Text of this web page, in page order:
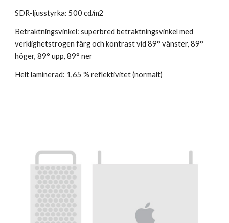
SDR-ljusstyrka: 500 cd/m2
Betraktningsvinkel: superbred betraktningsvinkel med
verklighets­trogen färg och kontrast vid 89° vänster, 89°
höger, 89° upp, 89° ner
Helt laminerad: 1,65 % reflektivitet (normalt)